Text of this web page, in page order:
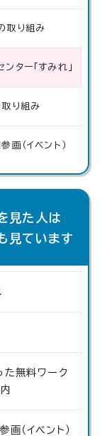
取り組み
ター「すみれ」
り組み
画（イベント）
見た人は
見ています
た無料ワーク
画（イベント）